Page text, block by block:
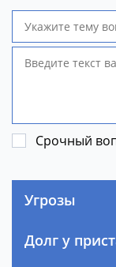
Срочный
Угрозы
Долг у